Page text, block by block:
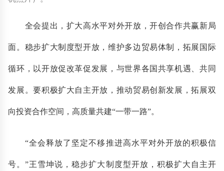
全会提出，扩大高水平对外开放，开创合作共赢新局
面。稳步扩大制度型开放，维护多边贸易体制，拓展国际
循环，以开放促改革促发展，与世界各国共享机遇、共同
发展。要积极扩大自主开放，推动贸易创新发展，拓展双
向投资合作空间，高质量共建“一带一路”。
“全会释放了坚定不移推进高水平对外开放的积极信
号。”王雪坤说，稳步扩大制度型开放，积极扩大自主开